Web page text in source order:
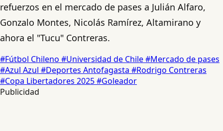
refuerzos en el mercado de pases a Julián Alfaro,
Gonzalo Montes, Nicolás Ramírez, Altamirano y
ahora el "Tucu" Contreras.
#Fútbol Chileno #Universidad de Chile#Mercado de pases
#Azul Azul #Deportes Antofagasta #Rodrigo Contreras
#Copa Libertadores 2025#Goleador
Publicidad